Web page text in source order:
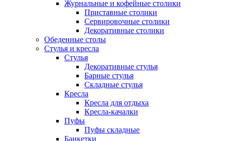
Журнальные и кофейные столики
Приставные столики
Сервировочные столики
Декоративные столики
Обеденные столы
Стулья и кресла
Стулья
Декоративные стулья
Барные стулья
Складные стулья
Кресла
Кресла для отдыха
Кресла-качалки
Пуфы
Пуфы складные
Банкетки